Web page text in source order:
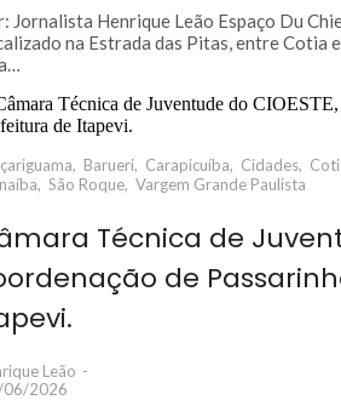
Jornalista Henrique Leão Espaço Du
na Estrada das Pitas, entre Cotia
, Barueri, Carapicuíba, Cidades,
, São Roque, Vargem Grande Paulista
Técnica de
de
Leão -
06/2026